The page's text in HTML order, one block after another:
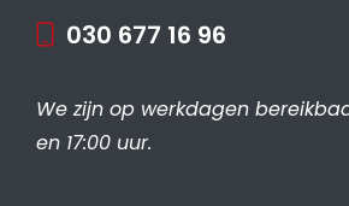
030 677 16 96
We zijn op werkdagen
en 17:00 uur.